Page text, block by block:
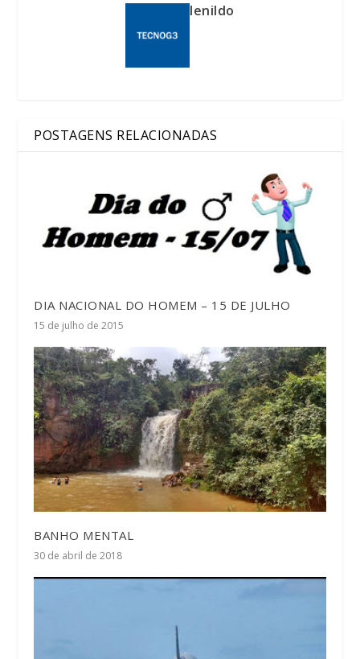
lenildo
POSTAGENS RELACIONADAS
DIA NACIONAL DO HOMEM – 15 DE JULHO
15 de julho de 2015
BANHO MENTAL
30 de abril de 2018